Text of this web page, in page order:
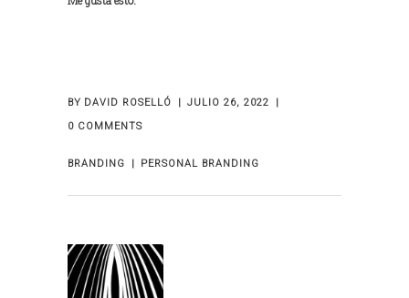
BY DAVID ROSELLÓ
JULIO 26, 2022
0 COMMENTS
BRANDING PERSONAL BRANDING